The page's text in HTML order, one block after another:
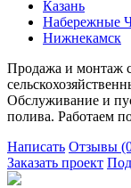
Казань
Набережные
Нижнекамск
Продажа и монтаж
Обслуживание и
полива. Работаем
Написать Отзывы
Заказать проект